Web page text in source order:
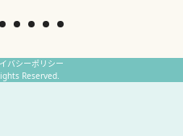
バシーポリシー
Reserved.